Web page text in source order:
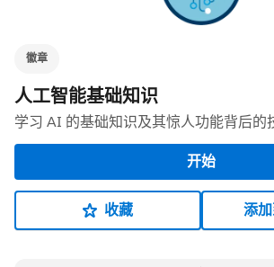
徽章
人工智能基础知识
学习 AI 的基础知识及其惊人功能背后的
开始
收藏 添